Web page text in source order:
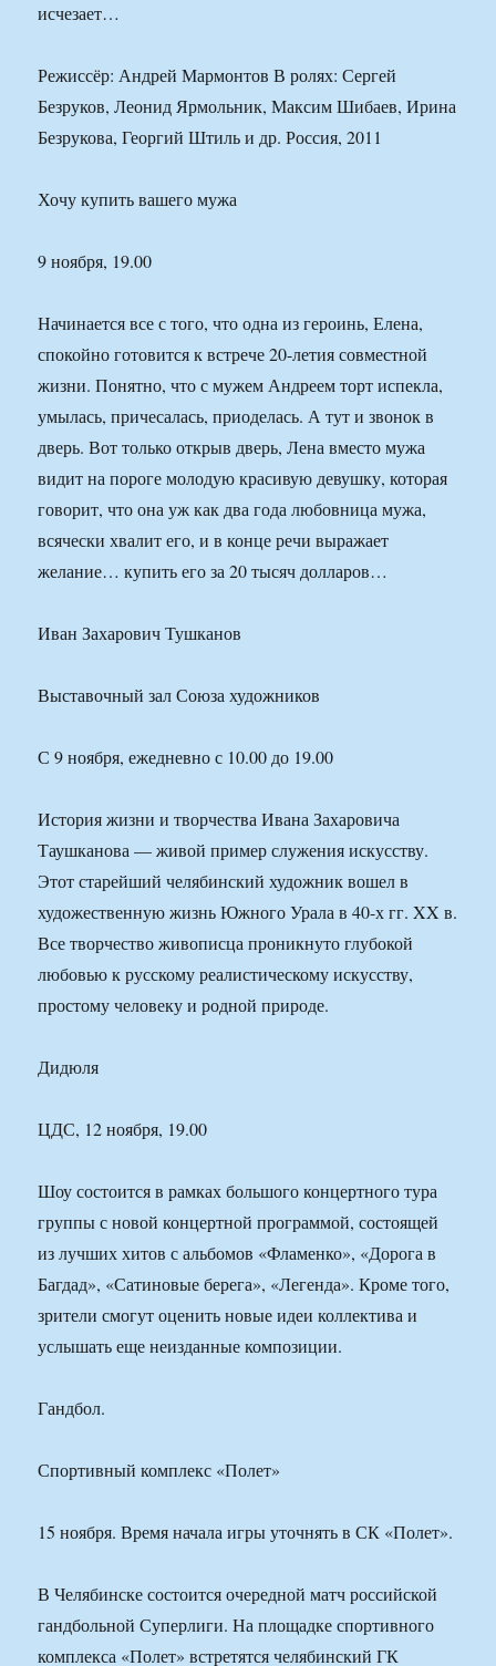
исчезает…
Режиссёр: Андрей Мармонтов В ролях: Сергей
Безруков, Леонид Ярмольник, Максим Шибаев, Ирина
Безрукова, Георгий Штиль и др. Россия, 2011
Хочу купить вашего мужа
9 ноября, 19.00
Начинается все с того, что одна из героинь, Елена,
спокойно готовится к встрече 20-летия совместной
жизни. Понятно, что с мужем Андреем торт испекла,
умылась, причесалась, приоделась. А тут и звонок в
дверь. Вот только открыв дверь, Лена вместо мужа
видит на пороге молодую красивую девушку, которая
говорит, что она уж как два года любовница мужа,
всячески хвалит его, и в конце речи выражает
желание… купить его за 20 тысяч долларов…
Иван Захарович Тушканов
Выставочный зал Союза художников
С 9 ноября, ежедневно с 10.00 до 19.00
История жизни и творчества Ивана Захаровича
Таушканова — живой пример служения искусству.
Этот старейший челябинский художник вошел в
художественную жизнь Южного Урала в 40-х гг. XX в.
Все творчество живописца проникнуто глубокой
любовью к русскому реалистическому искусству,
простому человеку и родной природе.
Дидюля
ЦДС, 12 ноября, 19.00
Шоу состоится в рамках большого концертного тура
группы с новой концертной программой, состоящей
из лучших хитов с альбомов «Фламенко», «Дорога в
Багдад», «Сатиновые берега», «Легенда». Кроме того,
зрители смогут оценить новые идеи коллектива и
услышать еще неизданные композиции.
Гандбол.
Спортивный комплекс «Полет»
15 ноября. Время начала игры уточнять в СК «Полет».
В Челябинске состоится очередной матч российской
гандбольной Суперлиги. На площадке спортивного
комплекса «Полет» встретятся челябинский ГК